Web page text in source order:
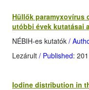
Hüllők paramyxovírus
utóbbi évek kutatásai
NÉBIH-es kutatók /
Lezárult / Published:
Iodine distribution in